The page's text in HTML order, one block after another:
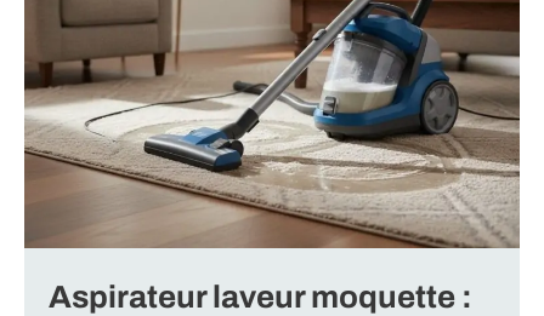
Aspirateur laveur moquette :